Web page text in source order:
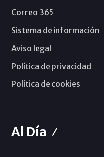
Correo 365
Sistema de información
Aviso legal
Política de privacidad
Política de cookies
Al Día